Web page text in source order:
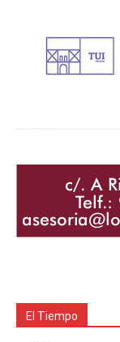
El Tiempo